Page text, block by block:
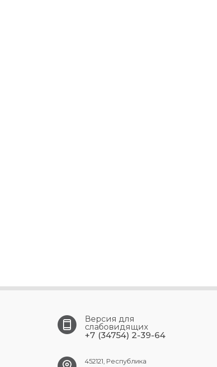
Версия для
слабовидящих
+7 (34754) 2-39-64
452121, Республика